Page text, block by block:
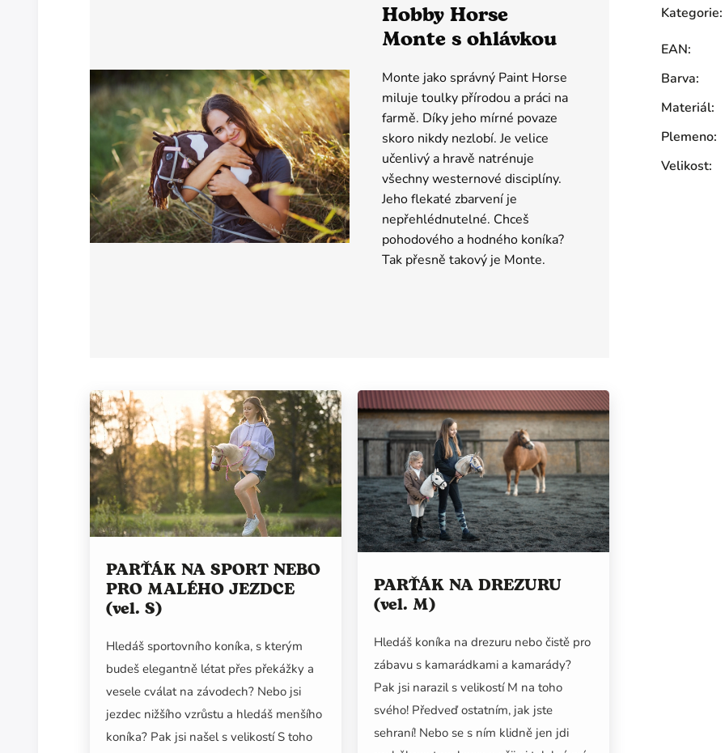
Hobby Horse
Monte s ohlávkou
Monte jako správný Paint Horse
miluje toulky přírodou a práci na
farmě. Díky jeho mírné povaze
skoro nikdy nezlobí. Je velice
učenlivý a hravě natrénuje
všechny westernové disciplíny.
Jeho flekaté zbarvení je
nepřehlédnutelné. Chceš
pohodového a hodného koníka?
Tak přesně takový je Monte.
PARŤÁK NA SPORT NEBO
PRO MALÉHO JEZDCE
(vel. S)
Hledáš sportovního koníka, s kterým
budeš elegantně létat přes překážky a
vesele cválat na závodech? Nebo jsi
jezdec nižšího vzrůstu a hledáš menšího
koníka? Pak jsi našel s velikostí S toho
PARŤÁK NA DREZURU
(vel. M)
Hledáš koníka na drezuru nebo čistě pro
zábavu s kamarádkami a kamarády?
Pak jsi narazil s velikostí M na toho
svého! Předveď ostatním, jak jste
sehraní! Nebo se s ním klidně jen jdi
Kategorie:
EAN:
Barva:
Materiál:
Plemeno:
Velikost: